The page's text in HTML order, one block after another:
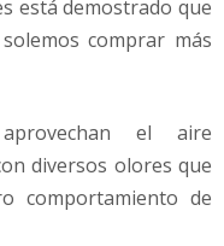
está demostrado que
comprar más
el aire
diversos olores que
comportamiento de